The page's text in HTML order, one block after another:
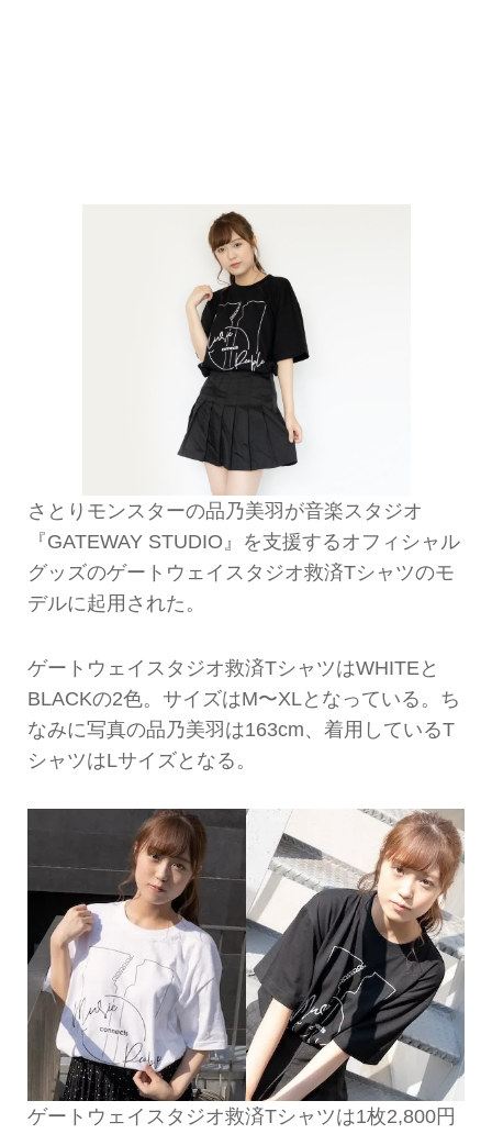
さとりモンスターの品乃美羽が音楽スタジオ
『GATEWAY STUDIO』を支援するオフィシャル
グッズのゲートウェイスタジオ救済Tシャツのモ
デルに起用された。
ゲートウェイスタジオ救済TシャツはWHITEと
BLACKの2色。サイズはM〜XLとなっている。ち
なみに写真の品乃美羽は163cm、着用しているT
シャツはLサイズとなる。
ゲートウェイスタジオ救済Tシャツは1枚2,800円